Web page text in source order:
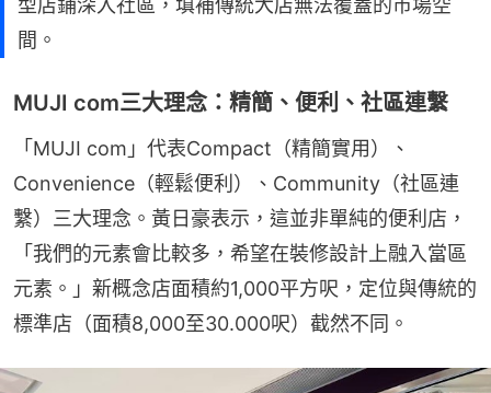
型店鋪深入社區，填補傳統大店無法覆蓋的市場空
間。
MUJI com三大理念：精簡、便利、社區連繫
「MUJI com」代表Compact（精簡實用）、
Convenience（輕鬆便利）、Community（社區連
繫）三大理念。黃日豪表示，這並非單純的便利店，
「我們的元素會比較多，希望在裝修設計上融入當區
元素。」新概念店面積約1,000平方呎，定位與傳統的
標準店（面積8,000至30.000呎）截然不同。